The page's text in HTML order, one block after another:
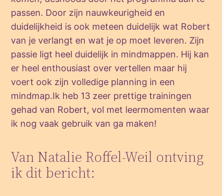
passen. Door zijn nauwkeurigheid en
duidelijkheid is ook meteen duidelijk wat Robert
van je verlangt en wat je op moet leveren. Zijn
passie ligt heel duidelijk in mindmappen. Hij kan
er heel enthousiast over vertellen maar hij
voert ook zijn volledige planning in een
mindmap.Ik heb 13 zeer prettige trainingen
gehad van Robert, vol met leermomenten waar
ik nog vaak gebruik van ga maken!
Van Natalie Roffel-Weil ontving
ik dit bericht: